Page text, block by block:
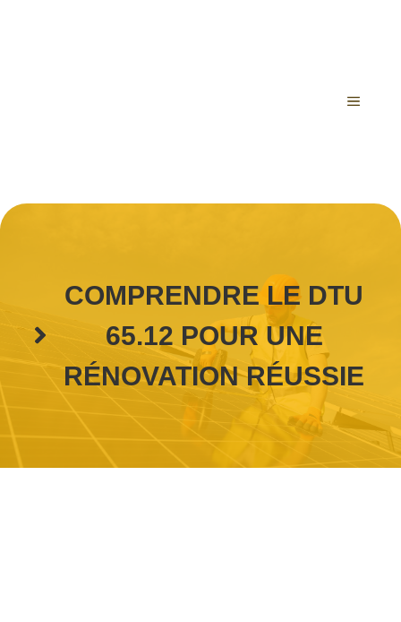
MENU
COMPRENDRE LE DTU
65.12 POUR UNE
RÉNOVATION RÉUSSIE